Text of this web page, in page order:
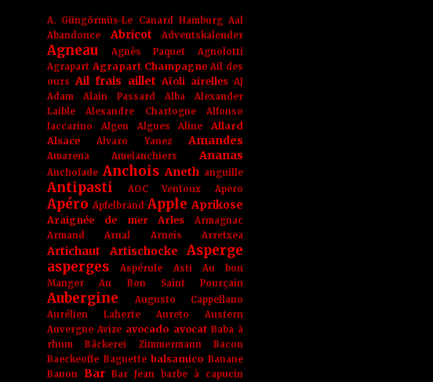
A. Güngörmüs-Le Canard Hamburg Aal
Abandonce
Abricot Adventskalender
Agneau Agnès Paquet
Agnolotti
Agrapart Agrapart Champagne Ail des
ours Ail frais aillet Aïoli airelles AJ
Adam
Alain Passard Alba
Alexander
Laible
Alexandre Chartogne
Alfonso
Iaccarino
Algen Algues Aline
Allard
Alsace
Alvaro Yanez Amandes
Amarena Amelanchiers Ananas
Anchoïade Anchois Aneth anguille
Antipasti AOC Ventoux Apero
Apéro Apfelbrand Apple Aprikose
Araignée de mer Arles
Armagnac
Armand Arnal
Arneis Arretxea
Artichaut Artischocke
Asperge
asperges
Aspérule Asti
Au bon
Manger
Au Bon Saint Pourçain
Aubergine
Augusto Cappellano
Aurélien Laherte
Aureto
Austern
Auvergne Avize avocado avocat Baba à
rhum
Bäckerei Zimmermann
Bacon
Baeckeoffe Baguette balsamico Banane
Banon Bar Bar Jean
barbe à capucin